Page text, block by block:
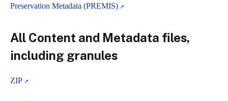
Preservation Metadata (PREMIS)
All Content and Metadata files,
including granules
ZIP